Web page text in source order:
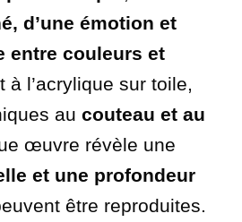
d’une émotion et
entre couleurs et
à l’acrylique sur toile,
au couteau et au
œuvre révèle une
et une profondeur
être reproduites.